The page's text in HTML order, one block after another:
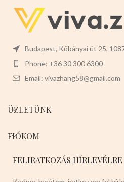
Budapest, Kőbányai út 25,
Phone: +36 30 300 6300
Email: vivazhang58@gmail.com
ÜZLETÜNK
FIÓKOM
FELIRATKOZÁS HÍRLEVÉLRE